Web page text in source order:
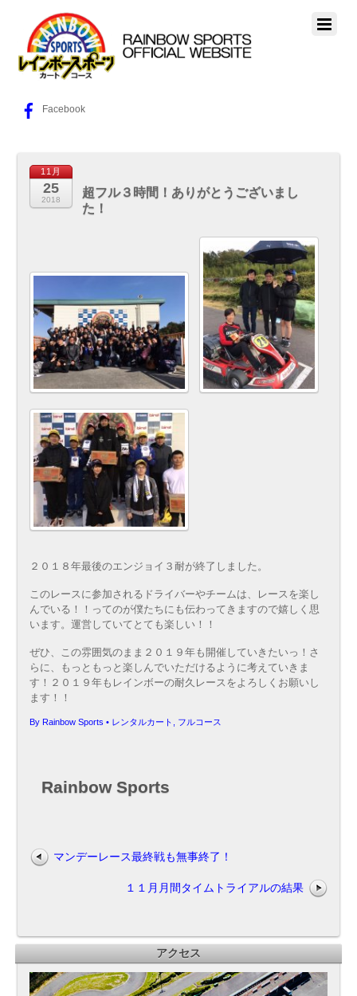
Facebook
11月
25
2018
超フル３時間！ありがとうございまし
た！
２０１８年最後のエンジョイ３耐が終了しました。
このレースに参加されるドライバーやチームは、レースを楽し
んでいる！！ってのが僕たちにも伝わってきますので嬉しく思
います。運営していてとても楽しい！！
ぜひ、この雰囲気のまま２０１９年も開催していきたいっ！さ
らに、もっともっと楽しんでいただけるように考えていきま
す！２０１９年もレインボーの耐久レースをよろしくお願いし
ます！！
By Rainbow Sports • レンタルカート フルコース
Rainbow Sports
マンデーレース最終戦も無事終了！
１１月月間タイムトライアルの結果
アクセス